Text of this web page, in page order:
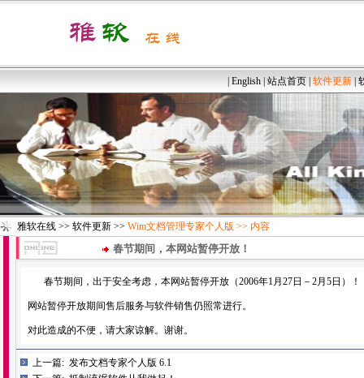
English 站点首页 软件更新
雅软在线 >> 软件更新 >> Wim文档管理专家个人版 >> 内容
春节期间，本网站暂停开放！
春节期间，出于安全考虑，本网站暂停开放（2006年1月27日－2月5日）！
网站暂停开放期间售后服务与软件销售仍照常进行。
对此造成的不便，请大家谅解。谢谢。
上一篇: 发布文档专家个人版 6.1